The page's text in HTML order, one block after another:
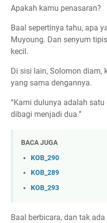
Apakah kamu penasaran?
Baal sepertinya tahu, apa
Muyoung. Dan senyum
kecil.
Di sisi lain, Solomon diam,
yang sama dengannya.
“Kami dulunya adalah
dibagi menjadi dua.”
BACA JUGA
KOB_290
KOB_289
KOB_293
Baal berbicara, dan tak